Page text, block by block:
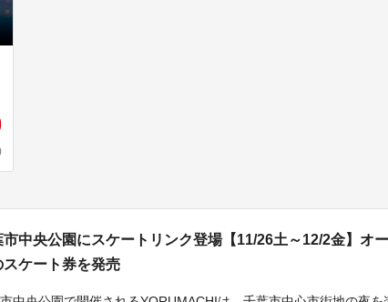
市中央公園にスケートリンク登場【11/26土～12/2金】オ
スケート券を発売